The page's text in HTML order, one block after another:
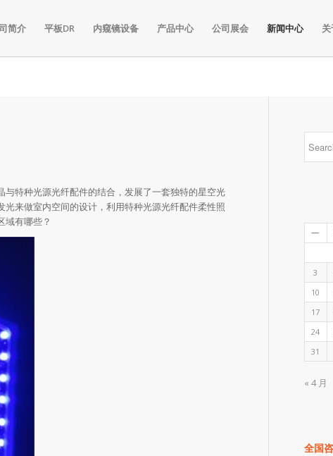
简介 平板DR 内窥镜设备 产品中心 公司展会 新闻中心
特种光源光纤配件的结合，发展了一套独特的星空光
来做室内空间的设计，利用特种光源光纤配件柔性照
域有哪些？
一
3
10
17
24
31
« 4 月
全国